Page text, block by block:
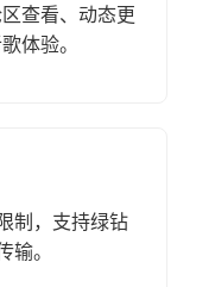
查看、动态更
体验。
制，支持绿钻
输。